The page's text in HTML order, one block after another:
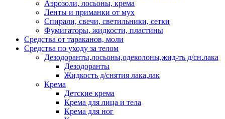
Аэрозоли, лосьоны, крема
Ленты и приманки от мух
Спирали, свечи, светильники, сетки
Фумигаторы, жидкости, пластины
Средства от тараканов, моли
Средства по уходу за телом
Дезодоранты,лосьоны,одеколоны,жид-ть д/сн.лака
Дезодоранты
Жидкость д/снятия лака,лак
Крема
Детские крема
Крема для лица и тела
Крема для ног